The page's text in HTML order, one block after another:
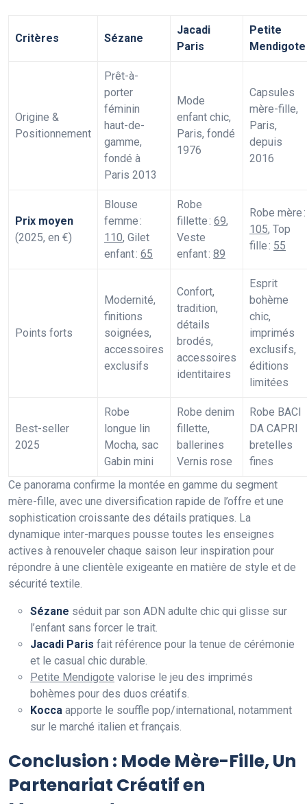
Critères Sézane
Jacadi
Paris
Petite
Mendigote
Origine &
Positionnement
Prêt-à-
porter
féminin
haut-de-
gamme,
fondé à
Paris 2013
Mode
enfant chic,
Paris, fondé
1976
Capsules
mère-fille,
Paris,
depuis
2016
Prix moyen
(2025, en €)
Blouse
femme :
110, Gilet
enfant : 65
Robe
fillette : 69,
Veste
enfant : 89
Robe mère :
105, Top
fille : 55
Points forts
Modernité,
finitions
soignées,
accessoires
exclusifs
Confort,
tradition,
détails
brodés,
accessoires
identitaires
Esprit
bohème
chic,
imprimés
exclusifs,
éditions
limitées
Best-seller
2025
Robe
longue lin
Mocha, sac
Gabin mini
Robe denim
fillette,
ballerines
Vernis rose
Robe BACI
DA CAPRI
bretelles
fines
Ce panorama confirme la montée en gamme du segment
mère-fille, avec une diversification rapide de l’offre et une
sophistication croissante des détails pratiques. La
dynamique inter-marques pousse toutes les enseignes
actives à renouveler chaque saison leur inspiration pour
répondre à une clientèle exigeante en matière de style et de
sécurité textile.
Sézane séduit par son ADN adulte chic qui glisse sur
l’enfant sans forcer le trait.
Jacadi Paris fait référence pour la tenue de cérémonie
et le casual chic durable.
Petite Mendigote valorise le jeu des imprimés
bohèmes pour des duos créatifs.
Kocca apporte le souffle pop/international, notamment
sur le marché italien et français.
Conclusion : Mode Mère-Fille, Un
Partenariat Créatif en